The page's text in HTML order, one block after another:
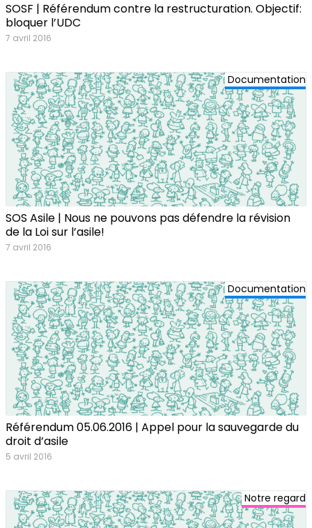
SOSF | Référendum contre la restructuration. Objectif:
bloquer l’UDC
7 avril 2016
Documentation
SOS Asile | Nous ne pouvons pas défendre la révision
de la Loi sur l’asile!
7 avril 2016
Documentation
Référendum 05.06.2016 | Appel pour la sauvegarde du
droit d’asile
5 avril 2016
Notre regard